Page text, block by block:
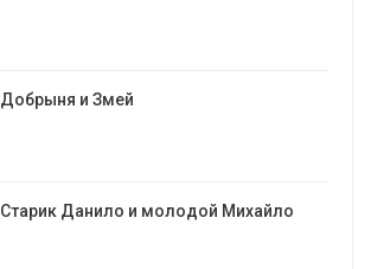
Добрыня и Змей
Старик Данило и молодой Михайло